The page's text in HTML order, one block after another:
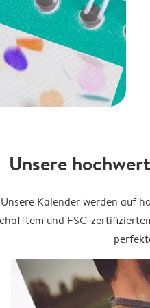
Unsere
Unsere Kalender werden auf
und FSC-